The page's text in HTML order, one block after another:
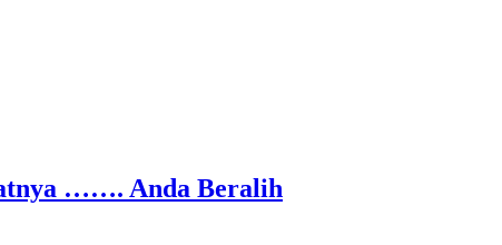
……. Anda Beralih